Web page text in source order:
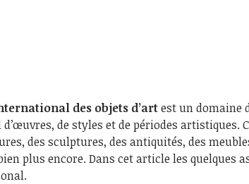
des objets d’artest un domaine
de styles et de périodes artistiques.
des sculptures, des antiquités, des
plus encore. Dans cet article les quelques